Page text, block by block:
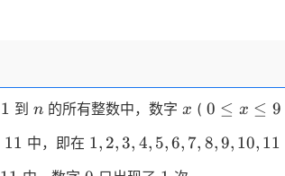
1
1 到 n
n 的所有整数中，数字 x
x ( 0
x
0 ≤ x ≤ 9
11
11 中，即在 1,2,3,4,5,6,7,8,9,10,11
1, 2, 3, 4, 5,6, 7, 8,9, 10, 11